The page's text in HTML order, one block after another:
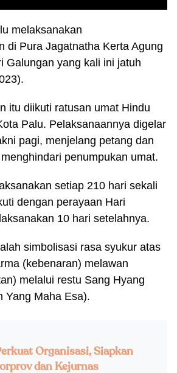
melaksanakan
di Pura Jagatnatha Kerta Agung
Galungan yang kali ini jatuh
itu diikuti ratusan umat Hindu
Palu. Pelaksanaannya digelar
pagi, menjelang petang dan
penumpukan umat.
setiap 210 hari sekali
dengan perayaan Hari
10 hari setelahnya.
simbolisasi rasa syukur atas
(kebenaran) melawan
melalui restu Sang Hyang
Yang Maha Esa).
Organisasi, Siapkan
dan Kejurnas